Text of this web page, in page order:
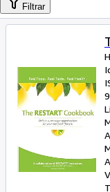
Búsqueda avanzada
Arte y coleccionismo
Vendedores
Comenzar a vender
Ayuda
Filtrar